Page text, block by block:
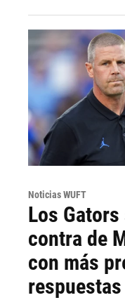
Noticias WUFT
Los
contra de
con más
respuestas